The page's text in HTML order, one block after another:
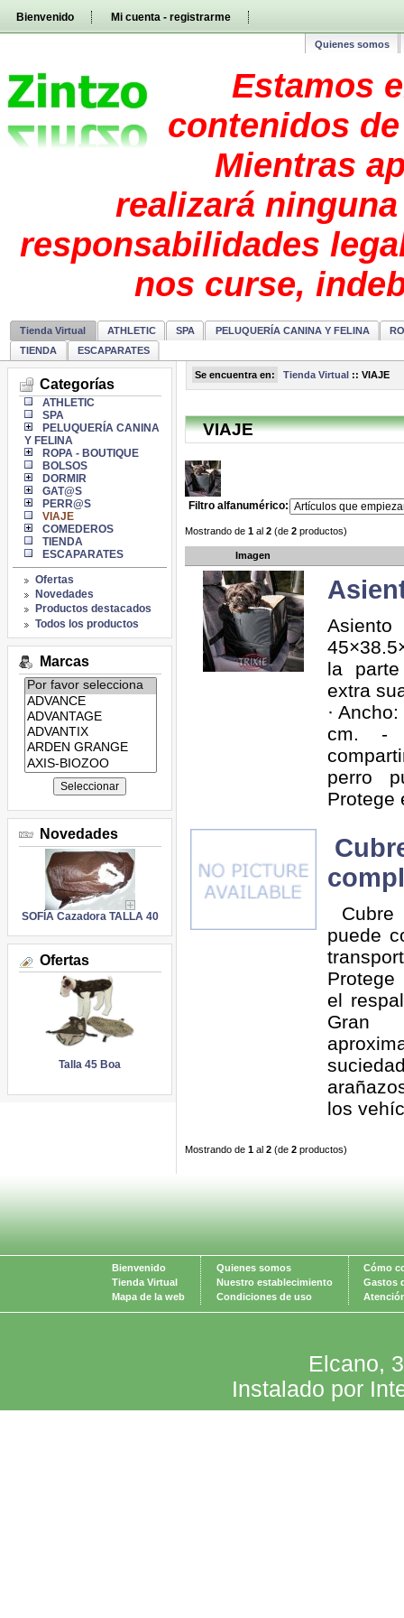
directamente
Bienvenido Mi cuenta - registrarme
Quienes somos
Estamos
contenidos
Mientras
realizará
responsabilidades
nos curse,
Tienda Virtual ATHLETIC SPA PELUQUERÍA CANINA Y FELINA
TIENDA
ESCAPARATES
Categorías
ATHLETIC
SPA
PELUQUERÍA CANINA
Y FELINA
ROPA - BOUTIQUE
BOLSOS
DORMIR
GAT@S
PERR@S
VIAJE
COMEDEROS
TIENDA
ESCAPARATES
Ofertas
Novedades
Productos destacados
Todos los productos
Marcas
Listado
de
marcas:
Novedades
SOFÍA Cazadora TALLA 40
Ofertas
Talla 45 Boa
Se encuentra en: Tienda Virtual :: VIAJE
VIAJE
Filtro alfanumérico:
Mostrando de 1al 2(de 2productos)
Imagen
la
extra
·
cm. -
perro
Protege
Cubre
puede
el
Gran
los
Mostrando de 1al 2(de 2productos)
Bienvenido
Tienda Virtual
Mapa de la web
Quienes somos
Nuestro establecimiento
Condiciones de uso
Cómo
Gastos
Elcano,
Instalado por